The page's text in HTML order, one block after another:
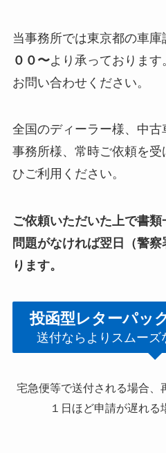
当事務所では東京都の車庫
００〜より承っておりま
お問い合わせください。
全国のディーラー様、中
事務所様、常時ご依頼を
ひご利用ください。
ご依頼いただいた上で書類
問題がなければ翌日（警
ります。
投函型レターパッ
送付ならよりスムーズ
宅急便等で送付される場合、
１日ほど申請が遅れる